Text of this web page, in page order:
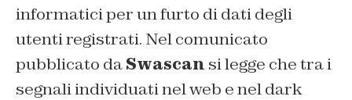
informatici per un furto di dati degli
utenti registrati. Nel comunicato
pubblicato daSwascan si legge che tra i
segnali individuati nel web e nel dark